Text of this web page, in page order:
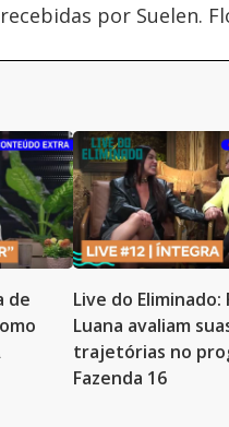
por Suelen.
de
Live do Eliminado:
Luana avaliam
trajetórias no
Fazenda 16